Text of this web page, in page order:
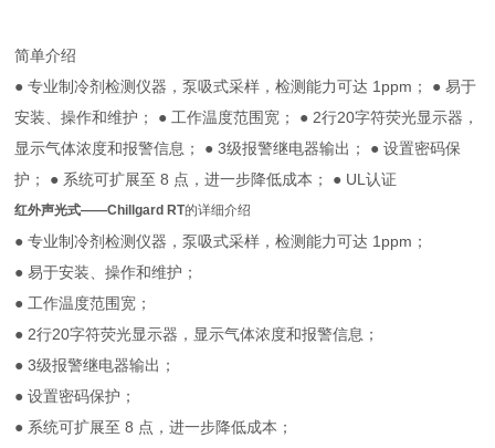
简单介绍
● 专业制冷剂检测仪器，泵吸式采样，检测能力可达 1ppm； ● 易于
安装、操作和维护； ● 工作温度范围宽； ● 2行20字符荧光显示器，
显示气体浓度和报警信息； ● 3级报警继电器输出； ● 设置密码保
护； ● 系统可扩展至 8 点，进一步降低成本； ● UL认证
红外声光式——Chillgard RT的详细介绍
● 专业制冷剂检测仪器，泵吸式采样，检测能力可达 1ppm；
● 易于安装、操作和维护；
● 工作温度范围宽；
● 2行20字符荧光显示器，显示气体浓度和报警信息；
● 3级报警继电器输出；
● 设置密码保护；
● 系统可扩展至 8 点，进一步降低成本；